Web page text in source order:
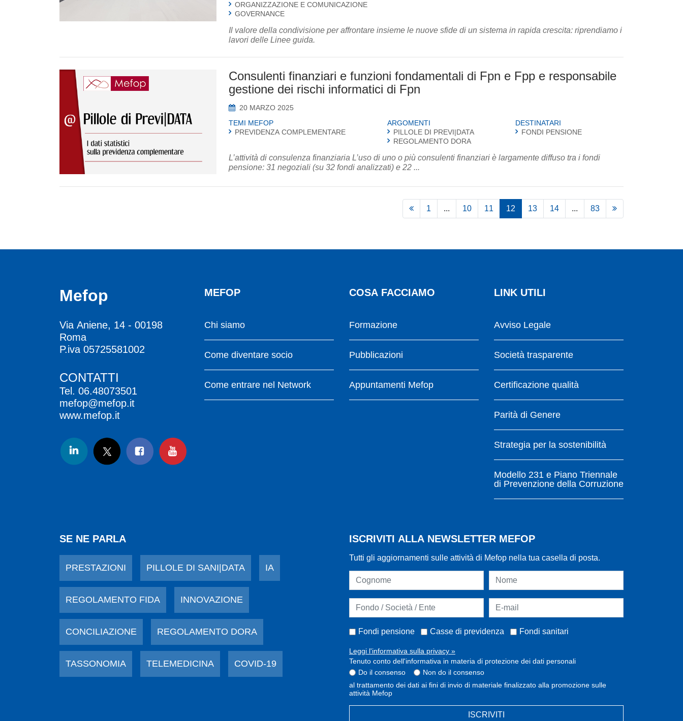
ORGANIZZAZIONE E COMUNICAZIONE
GOVERNANCE
Il valore della condivisione per affrontare insieme le nuove sfide di un sistema in rapida crescita: riprendiamo i
lavori delle Linee guida.
Consulenti finanziari e funzioni fondamentali di Fpn e Fpp e responsabile
gestione dei rischi informatici di Fpn
20 MARZO 2025
TEMI MEFOP
PREVIDENZA COMPLEMENTARE
ARGOMENTI
PILLOLE DI PREVI|DATA
REGOLAMENTO DORA
DESTINATARI
FONDI PENSIONE
L’attività di consulenza finanziaria L’uso di uno o più consulenti finanziari è largamente diffuso tra i fondi
pensione: 31 negoziali (su 32 fondi analizzati) e 22 ...
1 ... 10 11 12 13 14 ... 83
Mefop
Via Aniene, 14 - 00198
Roma
P.iva 05725581002
CONTATTI
Tel. 06.48073501
mefop@mefop.it
www.mefop.it
MEFOP
Chi siamo
Come diventare socio
Come entrare nel Network
COSA FACCIAMO
Formazione
Pubblicazioni
Appuntamenti Mefop
LINK UTILI
Avviso Legale
Società trasparente
Certificazione qualità
Parità di Genere
Strategia per la sostenibilità
Modello 231 e Piano Triennale
di Prevenzione della Corruzione
SE NE PARLA
PRESTAZIONI PILLOLE DI SANI|DATA IA
REGOLAMENTO FIDA INNOVAZIONE
CONCILIAZIONE REGOLAMENTO DORA
TASSONOMIA TELEMEDICINA COVID-19
ISCRIVITI ALLA NEWSLETTER MEFOP
Tutti gli aggiornamenti sulle attività di Mefop nella tua casella di posta.
Fondi pensione Casse di previdenza Fondi sanitari
Leggi l'informativa sulla privacy »
Tenuto conto dell'informativa in materia di protezione dei dati personali
Do il consenso
Non do il consenso
al trattamento dei dati ai fini di invio di materiale finalizzato alla promozione sulle
attività Mefop
ISCRIVITI